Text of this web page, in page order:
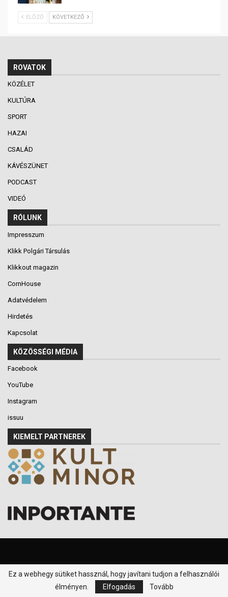
ELŐZŐ KÖVETKEZŐ
ROVATOK
KÖZÉLET
KULTÚRA
SPORT
HAZAI
CSALÁD
KÁVÉSZÜNET
PODCAST
VIDEÓ
RÓLUNK
Impresszum
Klikk Polgári Társulás
Klikkout magazin
CornHouse
Adatvédelem
Hirdetés
Kapcsolat
KÖZÖSSÉGI MÉDIA
Facebook
YouTube
Instagram
issuu
KIEMELT PARTNEREK
© 2016-2026 - Klikk P.T. - Minden jog fenntartva.
Ez a webhegy sütiket hassznál, hogy javítani tudjon a felhasználói
élményen.
Elfogadás Tovább